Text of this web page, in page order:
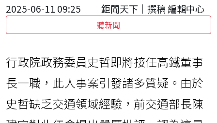
2025-06-11 09:25 鉅聞天下｜撰稿 編輯中心
聽新聞
行政院政務委員史哲即將接任高鐵董事
長一職，此人事案引發諸多質疑。由於
史哲缺乏交通領域經驗，前交通部長陳